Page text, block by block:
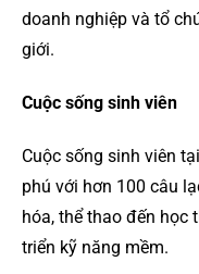
doanh nghiệp và tổ
giới.
Cuộc sống sinh viên
Cuộc sống sinh viên
phú với hơn 100 câu
hóa, thể thao đến học
triển kỹ năng mềm.